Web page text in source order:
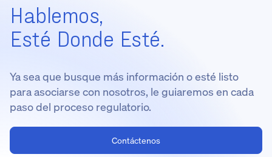
Hablemos,
Esté Donde Esté.
Ya sea que busque más información o esté listo
para asociarse con nosotros, le guiaremos en cada
paso del proceso regulatorio.
Contáctenos